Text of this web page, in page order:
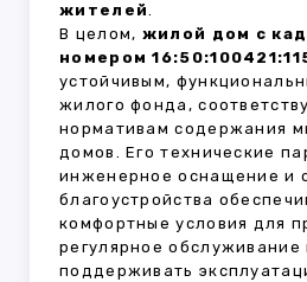
жителей.
В целом, жилой дом с
номером
устойчивым,
жилого фонда,
нормативам содержания
домов. Его технические
инженерное оснащение и
благоустройства
комфортные условия для
регулярное обслуживание
поддерживать